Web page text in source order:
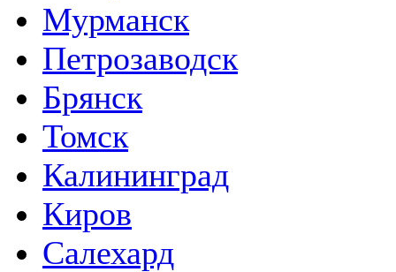
Мурманск
Петрозаводск
Брянск
Томск
Калининград
Киров
Салехард